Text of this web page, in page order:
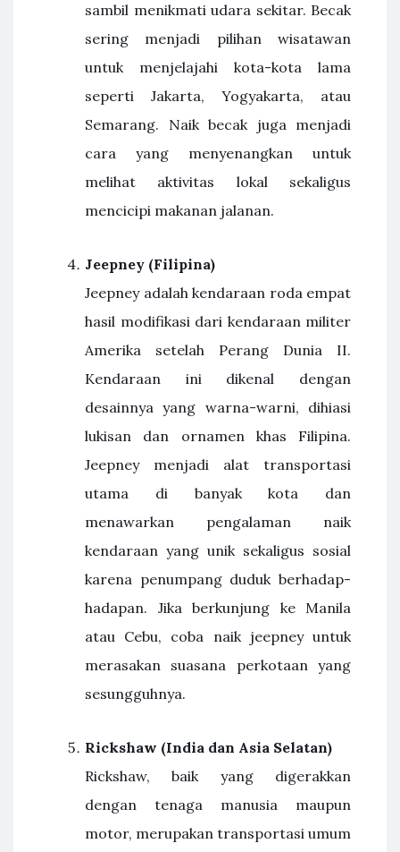
sambil menikmati udara sekitar. Becak
sering menjadi pilihan wisatawan
untuk menjelajahi kota-kota lama
seperti Jakarta, Yogyakarta, atau
Semarang. Naik becak juga menjadi
cara yang menyenangkan untuk
melihat aktivitas lokal sekaligus
mencicipi makanan jalanan.
Jeepney (Filipina)
Jeepney adalah kendaraan roda empat
hasil modifikasi dari kendaraan militer
Amerika setelah Perang Dunia II.
Kendaraan ini dikenal dengan
desainnya yang warna-warni, dihiasi
lukisan dan ornamen khas Filipina.
Jeepney menjadi alat transportasi
utama di banyak kota dan
menawarkan pengalaman naik
kendaraan yang unik sekaligus sosial
karena penumpang duduk berhadap-
hadapan. Jika berkunjung ke Manila
atau Cebu, coba naik jeepney untuk
merasakan suasana perkotaan yang
sesungguhnya.
Rickshaw (India dan Asia Selatan)
Rickshaw, baik yang digerakkan
dengan tenaga manusia maupun
motor, merupakan transportasi umum